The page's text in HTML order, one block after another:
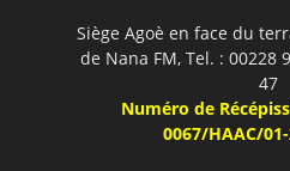
Siège Agoè en face du
de Nana FM, Tel. : 00228
47
Numéro de
0067/HAAC/